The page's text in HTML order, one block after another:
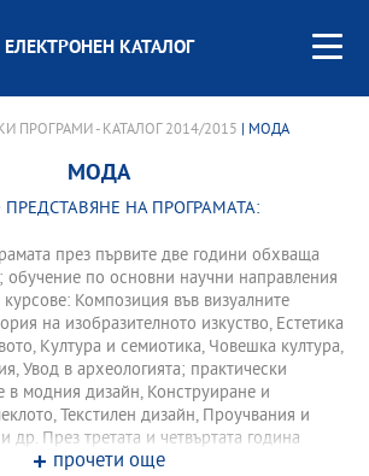
ЕЛЕКТРОНЕН КАТАЛОГ
ПРОГРАМИ - КАТАЛОГ 2014/2015 | МОДА
МОДА
ПРЕДСТАВЯНЕ НА ПРОГРАМАТА:
през първите две години обхваща
по основни научни направления
Композиция във визуалните
на изобразителното изкуство, Естетика
Култура и семиотика, Човешка култура,
Увод в археологията; практически
в модния дизайн, Конструиране и
Текстилен дизайн, Проучвания и
др. През третата и четвъртата година
в специализирани курсове към
прочети още